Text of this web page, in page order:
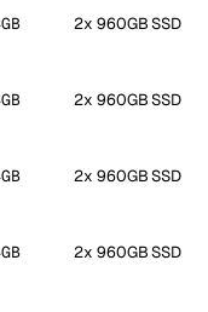
2x 960GB SSD
2x 960GB SSD
2x 960GB SSD
2x 960GB SSD